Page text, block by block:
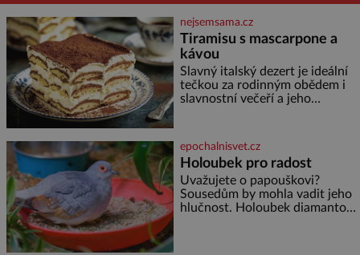
nejsemsama.cz
Tiramisu s mascarpone a
kávou
Slavný italský dezert je ideální
tečkou za rodinným obědem i
slavnostní večeří a jeho
osoby: 250 g mascarpone 3
vejce 80 g cukru 200 g
cukrářských piškotů 250 ml
silné kávy 2 lžíce amaretta
kakao na posypání Postup:
Oddělte žloutky od bílků.
epochalnisvet.cz
Holoubek pro radost
Uvažujete o papouškovi?
Sousedům by mohla vadit jeho
hlučnost. Holoubek diamantový